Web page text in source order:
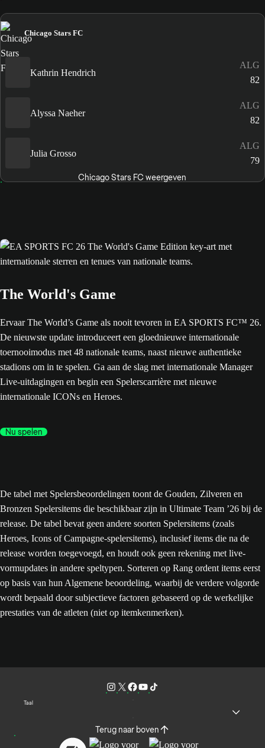
Chicago Stars FC
Kathrin Hendrich
ALG
82
Alyssa Naeher
ALG
82
Julia Grosso
ALG
79
Chicago Stars FC weergeven
The World's Game
Ervaar The World’s Game als nooit tevoren in EA SPORTS FC™ 26.
De nieuwste update introduceert een gloednieuwe internationale
toernooimodus met 48 nationale teams, naast nieuwe authentieke
stadions om in te spelen. Ga aan de slag met internationale Manager
Live-uitdagingen en begin een Spelerscarrière met nieuwe
internationale ICONs en Heroes.
Nu spelen
De tabel met Spelersbeoordelingen toont de Gouden, Zilveren en
Bronzen Spelersitems die beschikbaar zijn in Ultimate Team ’26 bij de
release. De tabel bevat geen andere soorten Spelersitems (zoals
Heroes, Icons of Campagne-spelersitems), inclusief items die na de
release worden toegevoegd, en houdt ook geen rekening met live-
vormupdates in andere speltypen. Sorteren op Rang ordent items eerst
op basis van hun Algemene beoordeling, waarbij de verdere volgorde
wordt bepaald door subjectieve factoren gebaseerd op de werkelijke
prestaties van de atleten (niet op itemkenmerken).
Taal
Terug naar boven